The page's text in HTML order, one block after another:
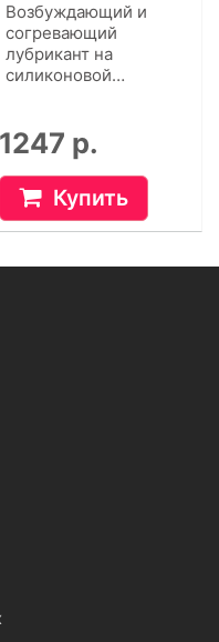
Возбуждающий и
согревающий
лубрикант на
силиконовой
1247 р.
Купить